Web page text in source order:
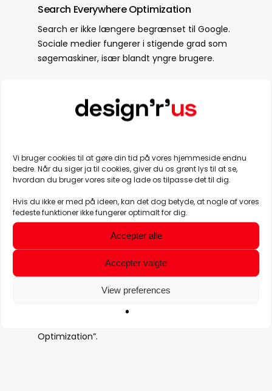
Vi bruger cookies til at gøre din tid på vores hjemmeside endnu
bedre. Når du siger ja til cookies, giver du os grønt lys til at se,
hvordan du bruger vores site og lade os tilpasse det til dig.
Hvis du ikke er med på ideen, kan det dog betyde, at nogle af vores
fedeste funktioner ikke fungerer optimalt for dig.
Accepter alle
Accepter valgte
View preferences
Search Everywhere Optimization
Search er ikke længere begrænset til Google.
Sociale medier fungerer i stigende grad som
søgemaskiner, især blandt yngre brugere.
Produktanbefalinger på TikTok
Diskussioner på Reddit
Lokale anbefalinger på Instagram
Derfor arbejder moderne SEO også med:
Brand mentions
Semantiske signaler
Synlighed på tværs af platforme
Optimization”.